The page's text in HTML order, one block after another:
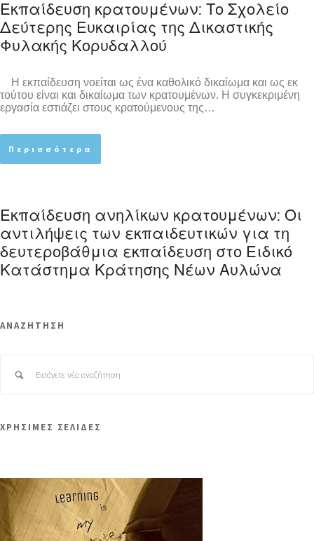
Εκπαίδευση κρατουμένων: Το Σχολείο
Δεύτερης Ευκαιρίας της Δικαστικής
Φυλακής Κορυδαλλού
Η εκπαίδευση νοείται ως ένα καθολικό δικαίωμα και ως εκ
τούτου είναι και δικαίωμα των κρατουμένων. Η συγκεκριμένη
εργασία εστιάζει στους κρατούμενους της…
Περισσότερα
Εκπαίδευση ανηλίκων κρατουμένων: Οι
αντιλήψεις των εκπαιδευτικών για τη
δευτεροβάθμια εκπαίδευση στο Ειδικό
Κατάστημα Κράτησης Νέων Αυλώνα
ΑΝΑΖΗΤΗΣΗ
ΧΡΗΣΙΜΕΣ ΣΕΛΙΔΕΣ